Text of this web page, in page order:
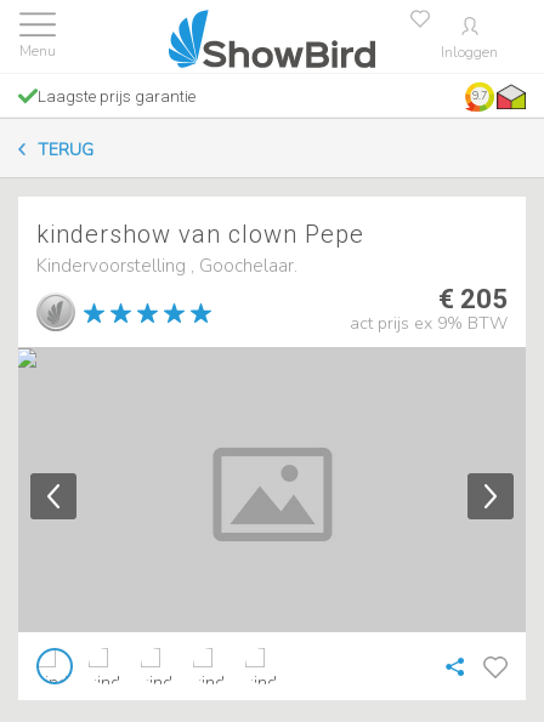
Inloggen
Laagste prijs garantie 9.7
TERUG
kindershow van clown Pepe
Kindervoorstelling , Goochelaar.
€ 205
act prijs ex 9% BTW